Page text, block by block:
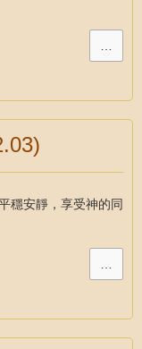
…
穩安靜，享受神的同
…